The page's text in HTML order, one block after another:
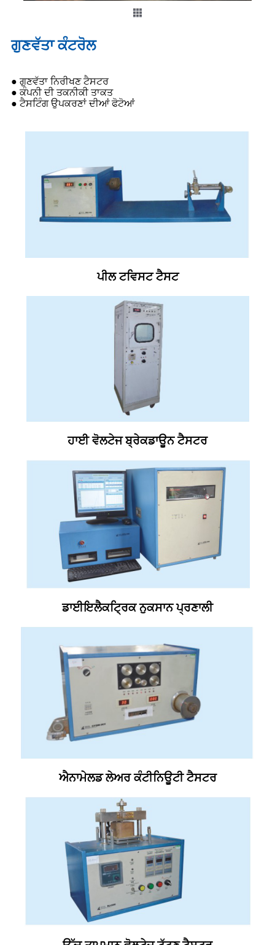
ਗੁਣਵੱਤਾ ਕੰਟਰੋਲ
● ਗੁਣਵੱਤਾ ਨਿਰੀਖਣ ਟੈਸਟਰ
● ਕੰਪਨੀ ਦੀ ਤਕਨੀਕੀ ਤਾਕਤ
● ਟੈਸਟਿੰਗ ਉਪਕਰਣਾਂ ਦੀਆਂ ਫੋਟੋਆਂ
ਪੀਲ ਟਵਿਸਟ ਟੈਸਟ
ਹਾਈ ਵੋਲਟੇਜ ਬ੍ਰੇਕਡਾਊਨ ਟੈਸਟਰ
ਡਾਈਇਲੈਕਟ੍ਰਿਕ ਨੁਕਸਾਨ ਪ੍ਰਣਾਲੀ
ਐਨਾਮੇਲਡ ਲੇਅਰ ਕੰਟੀਨਿਊਟੀ ਟੈਸਟਰ